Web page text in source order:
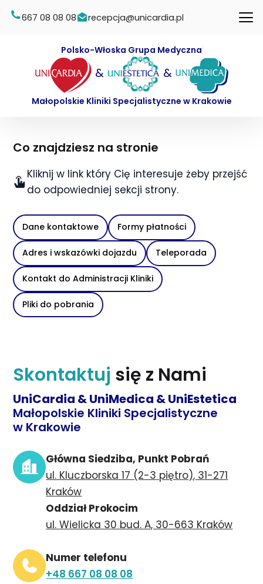
667 08 08 08 recepcja@unicardia.pl
Polsko-Włoska Grupa Medyczna
& &
Małopolskie Kliniki Specjalistyczne w Krakowie
Co znajdziesz na stronie
Kliknij w link który Cię interesuje żeby przejść
do odpowiedniej sekcji strony.
Dane kontaktowe Formy płatności
Adres i wskazówki dojazdu Teleporada
Kontakt do Administracji Kliniki
Pliki do pobrania
Skontaktuj się z Nami
UniCardia & UniMedica & UniEstetica
Małopolskie Kliniki Specjalistyczne
w Krakowie
Główna Siedziba, Punkt Pobrań
ul. Kluczborska 17 (2-3 piętro), 31-271
Kraków
Oddział Prokocim
ul. Wielicka 30 bud. A, 30-663 Kraków
Numer telefonu
+48 667 08 08 08